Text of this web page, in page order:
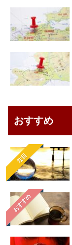
おすすめ
注目
おすすめ